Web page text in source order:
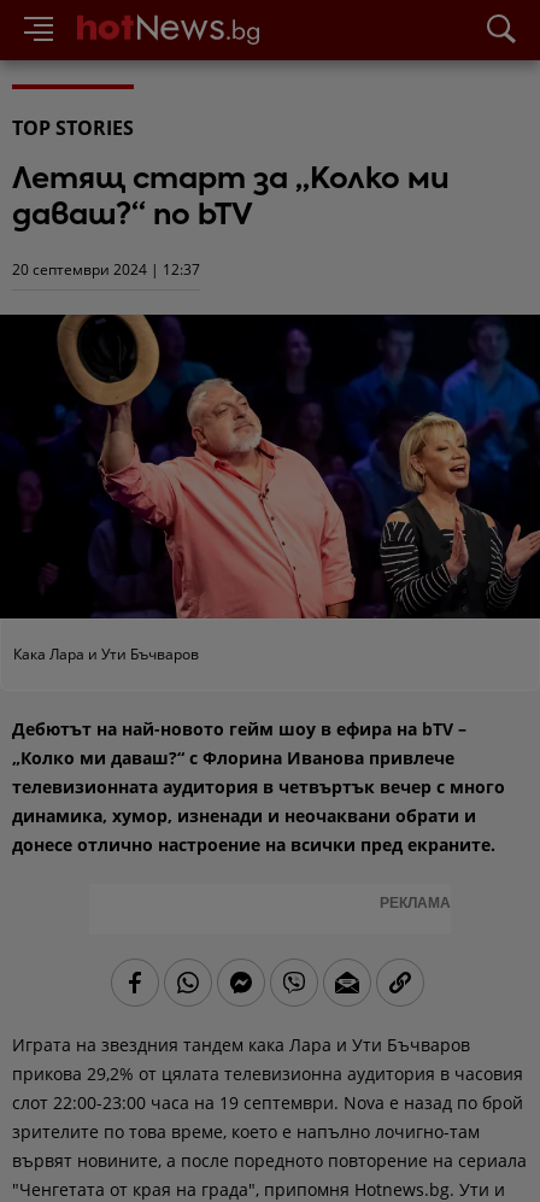
TOP STORIES
Летящ старт за „Колко ми
даваш?“ по bTV
20 септември 2024 | 12:37
Кака Лара и Ути Бъчваров
Дебютът на най-новото гейм шоу в ефира на bTV –
„Колко ми даваш?“ с Флорина Иванова привлече
телевизионната аудитория в четвъртък вечер с много
динамика, хумор, изненади и неочаквани обрати и
донесе отлично настроение на всички пред екраните.
РЕКЛАМА
Играта на звездния тандем кака Лара и Ути Бъчваров
прикова 29,2% от цялата телевизионна аудитория в часовия
слот 22:00-23:00 часа на 19 септември. Nova e назад по брой
зрителите по това време, което е напълно лочигно-там
вървят новините, а после поредното повторение на сериала
"Ченгетата от края на града", припомня Hotnews.bg. Ути и